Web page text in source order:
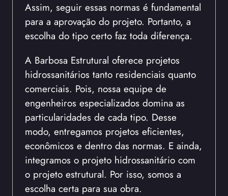
Assim, seguir essas normas é fundamental
para a aprovação do projeto. Portanto, a
escolha do tipo certo faz toda diferença.
A Barbosa Estrutural oferece projetos
hidrossanitários tanto residenciais quanto
comerciais. Pois, nossa equipe de
engenheiros especializados domina as
particularidades de cada tipo. Desse
modo, entregamos projetos eficientes,
econômicos e dentro das normas. E ainda,
integramos o projeto hidrossanitário com
o projeto estrutural. Por isso, somos a
escolha certa para sua obra.